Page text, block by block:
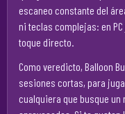
escaneo constante del
ni teclas complejas: en
toque directo.
Como veredicto, Balloon
sesiones cortas, para
cualquiera que busque